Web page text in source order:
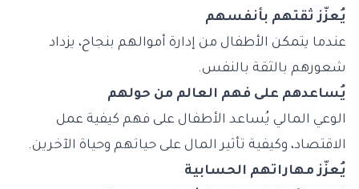
يُعزّز ثقتهم بأنفسهم
عندما يتمكن الأطفال من إدارة أموالهم بنجاح، يزداد
شعورهم بالثقة بالنفس.
يُساعدهم على فهم العالم من حولهم
الوعي المالي يُساعد الأطفال على فهم كيفية عمل
الاقتصاد، وكيفية تأثير المال على حياتهم وحياة الآخرين.
يُعزّز مهاراتهم الحسابية